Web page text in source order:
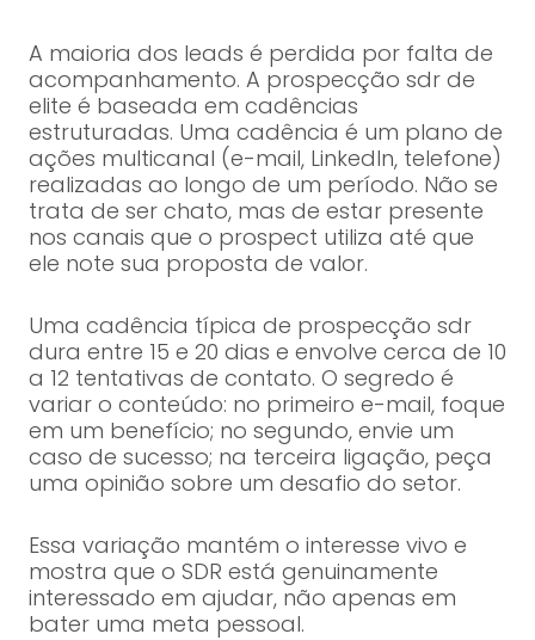
A maioria dos leads é perdida por falta de
acompanhamento. A prospecção sdr de
elite é baseada em cadências
estruturadas. Uma cadência é um plano de
ações multicanal (e-mail, LinkedIn, telefone)
realizadas ao longo de um período. Não se
trata de ser chato, mas de estar presente
nos canais que o prospect utiliza até que
ele note sua proposta de valor.
Uma cadência típica de prospecção sdr
dura entre 15 e 20 dias e envolve cerca de 10
a 12 tentativas de contato. O segredo é
variar o conteúdo: no primeiro e-mail, foque
em um benefício; no segundo, envie um
caso de sucesso; na terceira ligação, peça
uma opinião sobre um desafio do setor.
Essa variação mantém o interesse vivo e
mostra que o SDR está genuinamente
interessado em ajudar, não apenas em
bater uma meta pessoal.